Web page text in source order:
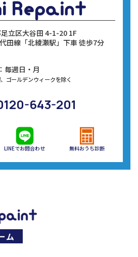
立区大谷田 4-1-20 1F
田線 「北綾瀬駅」下車 徒歩7分
毎週日・月
ゴールデンウィークを除く
643-201
LINEでお問合わせ 無料おうち診断
ム